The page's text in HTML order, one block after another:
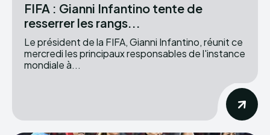
FIFA : Gianni Infantino tente de
resserrer les rangs...
Le président de la FIFA, Gianni Infantino, réunit ce
mercredi les principaux responsables de l'instance
mondiale à...